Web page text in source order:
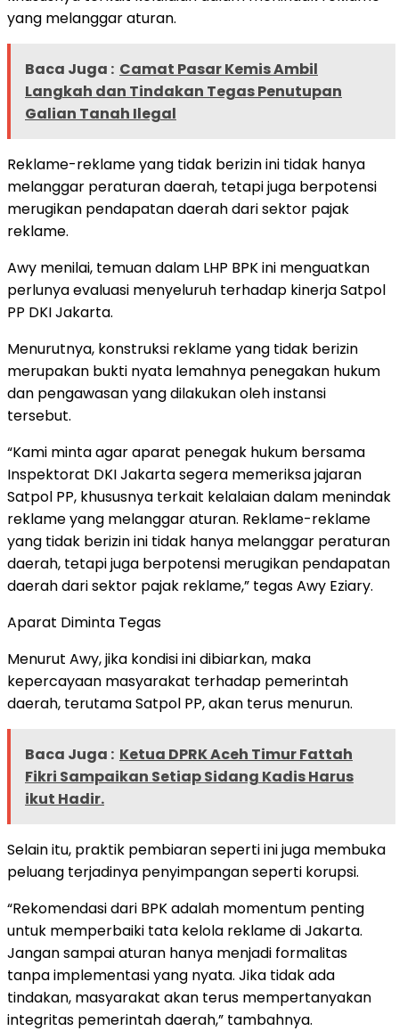
yang melanggar aturan.
Baca Juga : Camat Pasar Kemis Ambil
Langkah dan Tindakan Tegas Penutupan
Galian Tanah Ilegal
Reklame-reklame yang tidak berizin ini tidak hanya
melanggar peraturan daerah, tetapi juga berpotensi
merugikan pendapatan daerah dari sektor pajak
reklame.
Awy menilai, temuan dalam LHP BPK ini menguatkan
perlunya evaluasi menyeluruh terhadap kinerja Satpol
PP DKI Jakarta.
Menurutnya, konstruksi reklame yang tidak berizin
merupakan bukti nyata lemahnya penegakan hukum
dan pengawasan yang dilakukan oleh instansi
tersebut.
“Kami minta agar aparat penegak hukum bersama
Inspektorat DKI Jakarta segera memeriksa jajaran
Satpol PP, khususnya terkait kelalaian dalam menindak
reklame yang melanggar aturan. Reklame-reklame
yang tidak berizin ini tidak hanya melanggar peraturan
daerah, tetapi juga berpotensi merugikan pendapatan
daerah dari sektor pajak reklame,” tegas Awy Eziary.
Aparat Diminta Tegas
Menurut Awy, jika kondisi ini dibiarkan, maka
kepercayaan masyarakat terhadap pemerintah
daerah, terutama Satpol PP, akan terus menurun.
Baca Juga : Ketua DPRK Aceh Timur Fattah
Fikri Sampaikan Setiap Sidang Kadis Harus
ikut Hadir.
Selain itu, praktik pembiaran seperti ini juga membuka
peluang terjadinya penyimpangan seperti korupsi.
“Rekomendasi dari BPK adalah momentum penting
untuk memperbaiki tata kelola reklame di Jakarta.
Jangan sampai aturan hanya menjadi formalitas
tanpa implementasi yang nyata. Jika tidak ada
tindakan, masyarakat akan terus mempertanyakan
integritas pemerintah daerah,” tambahnya.